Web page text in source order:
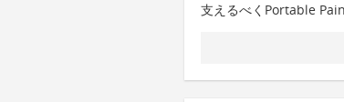
支えるべくPortable